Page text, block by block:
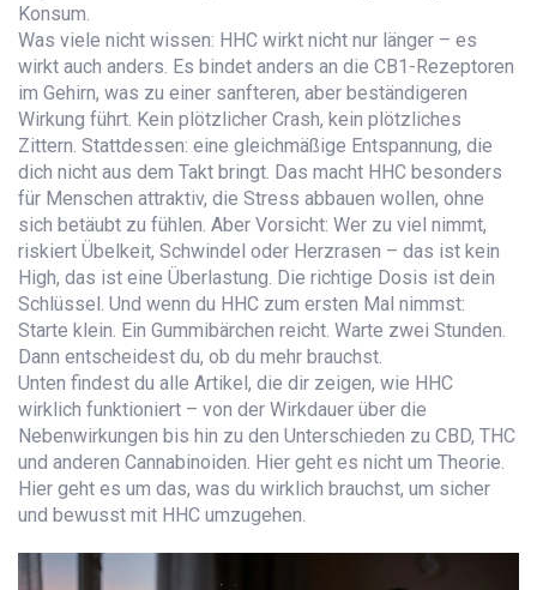
Konsum.
Was viele nicht wissen: HHC wirkt nicht nur länger – es
wirkt auch anders. Es bindet anders an die CB1-Rezeptoren
im Gehirn, was zu einer sanfteren, aber beständigeren
Wirkung führt. Kein plötzlicher Crash, kein plötzliches
Zittern. Stattdessen: eine gleichmäßige Entspannung, die
dich nicht aus dem Takt bringt. Das macht HHC besonders
für Menschen attraktiv, die Stress abbauen wollen, ohne
sich betäubt zu fühlen. Aber Vorsicht: Wer zu viel nimmt,
riskiert Übelkeit, Schwindel oder Herzrasen – das ist kein
High, das ist eine Überlastung. Die richtige Dosis ist dein
Schlüssel. Und wenn du HHC zum ersten Mal nimmst:
Starte klein. Ein Gummibärchen reicht. Warte zwei Stunden.
Dann entscheidest du, ob du mehr brauchst.
Unten findest du alle Artikel, die dir zeigen, wie HHC
wirklich funktioniert – von der Wirkdauer über die
Nebenwirkungen bis hin zu den Unterschieden zu CBD, THC
und anderen Cannabinoiden. Hier geht es nicht um Theorie.
Hier geht es um das, was du wirklich brauchst, um sicher
und bewusst mit HHC umzugehen.